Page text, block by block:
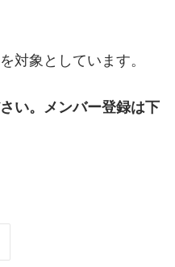
象としています。
い。メンバー登録は下